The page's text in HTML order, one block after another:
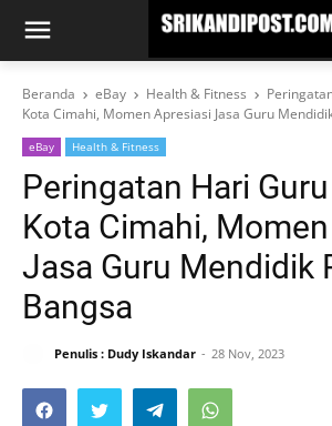
Beranda eBay Health & Fitness
Kota Cimahi, Momen Apresiasi Jasa Guru
eBay Health & Fitness
Peringatan Hari
Kota Cimahi,
Jasa Guru Mendidik
Bangsa
Penulis : Dudy Iskandar 28 Nov, 2023